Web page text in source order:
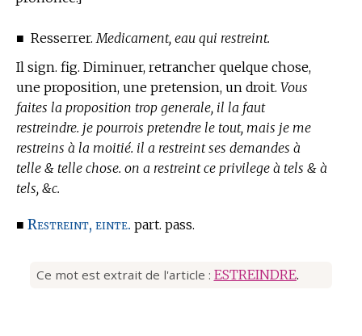
■ Resserrer. Medicament, eau qui restreint.
Il sign. fig. Diminuer, retrancher quelque chose,
une proposition, une pretension, un droit. Vous
faites la proposition trop generale, il la faut
restreindre. je pourrois pretendre le tout, mais je me
restreins à la moitié. il a restreint ses demandes à
telle & telle chose. on a restreint ce privilege à tels & à
tels, &c.
■ Restreint, einte. part. pass.
Ce mot est extrait de l'article : ESTREINDRE.